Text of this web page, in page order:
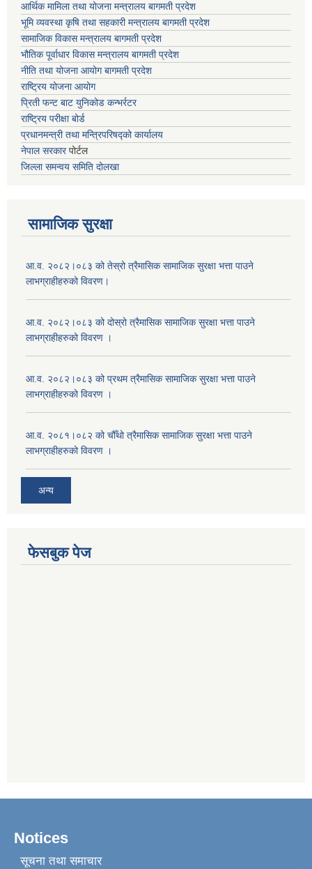
आर्थिक मामिला तथा योजना मन्त्रालय बागमती प्रदेश
भूमि व्यवस्था कृषि तथा सहकारी मन्त्रालय बागमती प्रदेश
सामाजिक विकास मन्त्रालय बागमती प्रदेश
भौतिक पूर्वाधार विकास मन्त्रालय बागमती प्रदेश
नीति तथा योजना आयोग बागमती प्रदेश
राष्ट्रिय योजना आयोग
प्रिती फन्ट बाट युनिकोड कन्भर्रटर
राष्ट्रिय परीक्षा बोर्ड
प्रधानमन्त्री तथा मन्त्रिपरिषद्को कार्यालय
नेपाल सरकारपोर्टल
जिल्ला समन्वय समिति दोलखा
सामाजिक सुरक्षा
आ.व. २०८२।०८३ को तेस्रो त्रैमासिक सामाजिक सुरक्षा भत्ता पाउने
लाभग्राहीहरुको विवरण।
आ.व. २०८२।०८३ को दोस्रो त्रैमासिक सामाजिक सुरक्षा भत्ता पाउने
लाभग्राहीहरुको विवरण ।
आ.व. २०८२।०८३ को प्रथम त्रैमासिक सामाजिक सुरक्षा भत्ता पाउने
लाभग्राहीहरुको विवरण ।
आ.व. २०८१।०८२ को चौँथो त्रैमासिक सामाजिक सुरक्षा भत्ता पाउने
लाभग्राहीहरुको विवरण ।
अन्य
फेसबुक पेज
Notices
सूचना तथा समाचार